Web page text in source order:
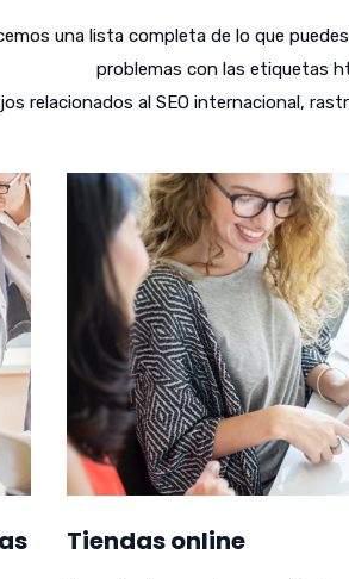
una lista completa de lo que
problemas con las etiquetas
relacionados al SEO internacional,
Tiendas online